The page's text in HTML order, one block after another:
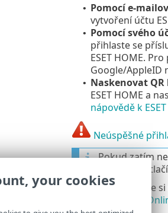
• Pomocí e-
vytvoření účtu
• Pomocí svého
přihlaste se
ESET HOME.
Google/AppleID
• Naskenovat QR
ESET HOME a
nápovědě k
Neúspěšné
Pokud zatím
klikněte na
V případě, že
your cookies